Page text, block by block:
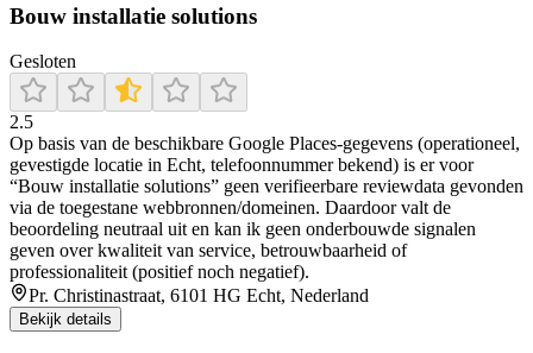
Bouw installatie solutions
Gesloten
2.5
Op basis van de beschikbare Google Places-gegevens (operationeel,
gevestigde locatie in Echt, telefoonnummer bekend) is er voor
“Bouw installatie solutions” geen verifieerbare reviewdata gevonden
via de toegestane webbronnen/domeinen. Daardoor valt de
beoordeling neutraal uit en kan ik geen onderbouwde signalen
geven over kwaliteit van service, betrouwbaarheid of
professionaliteit (positief noch negatief).
Pr. Christinastraat, 6101 HG Echt, Nederland
Bekijk details